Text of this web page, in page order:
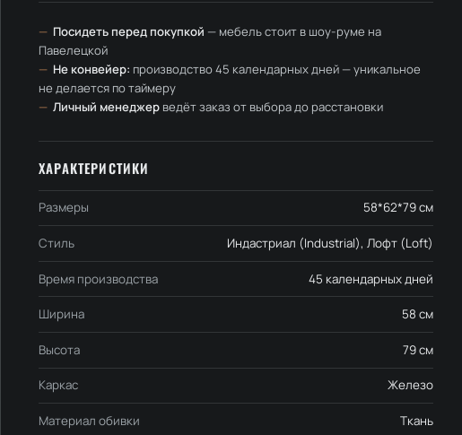
— Посидеть перед покупкой — мебель стоит в шоу-руме на
Павелецкой
— Не конвейер: производство 45 календарных дней — уникальное
не делается по таймеру
— Личный менеджер ведёт заказ от выбора до расстановки
ХАРАКТЕРИСТИКИ
Размеры 58*62*79 см
Стиль Индастриал (Industrial), Лофт (Loft)
Время производства 45 календарных дней
Ширина 58 см
Высота 79 см
Каркас Железо
Материал обивки Ткань